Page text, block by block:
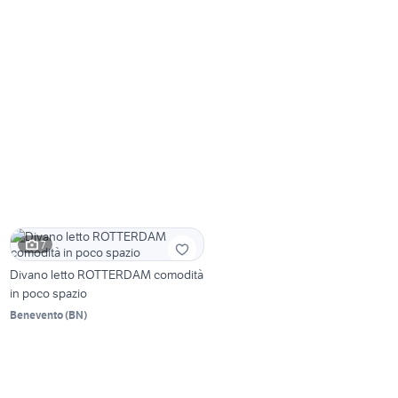
7
Divano letto ROTTERDAM comodità
in poco spazio
Benevento(BN)